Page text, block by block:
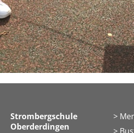
Strombergschule
Oberderdingen